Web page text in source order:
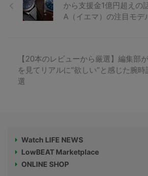
から支援金1億円超えの
A（イエマ）の注目モデ
【20本のレビューから厳選】編集部
を見てリアルに“欲しい”と感じた腕時
選
Watch LIFE NEWS
LowBEAT Marketplace
ONLINE SHOP